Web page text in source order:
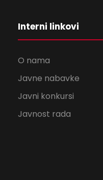
Interni linkovi
O nama
Javne nabavke
Javni konkursi
Javnost rada